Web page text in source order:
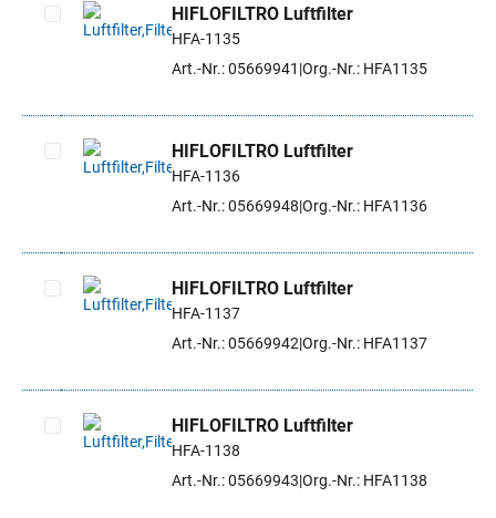
Artikel auswählen
HIFLOFILTRO Luftfilter
HFA-1135
Art.-Nr.: 05669941 Org.-Nr.: HFA1135
Artikel auswählen
HIFLOFILTRO Luftfilter
HFA-1136
Art.-Nr.: 05669948 Org.-Nr.: HFA1136
Artikel auswählen
HIFLOFILTRO Luftfilter
HFA-1137
Art.-Nr.: 05669942 Org.-Nr.: HFA1137
Artikel auswählen
HIFLOFILTRO Luftfilter
HFA-1138
Art.-Nr.: 05669943 Org.-Nr.: HFA1138